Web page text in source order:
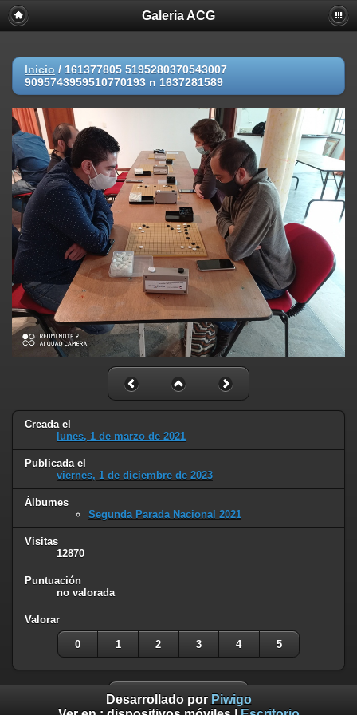
Galeria ACG
Inicio / 161377805 5195280370543007
9095743959510770193 n 1637281589
Creada el
lunes, 1 de marzo de 2021
Publicada el
viernes, 1 de diciembre de 2023
Álbumes
Segunda Parada Nacional 2021
Visitas
12870
Puntuación
no valorada
Valorar
0 1 2 3 4 5
Desarrollado por Piwigo